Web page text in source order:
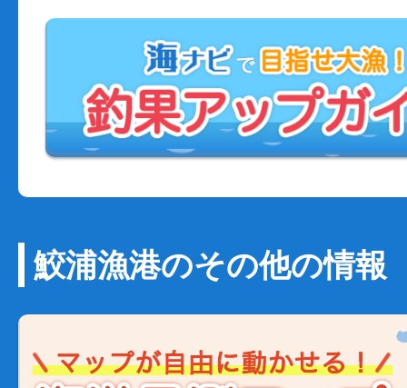
鮫浦漁港のその他の情報